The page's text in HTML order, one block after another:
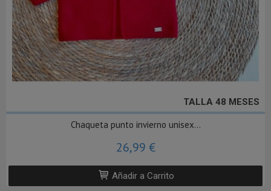
TALLA 48 MESES
Chaqueta punto invierno unisex...
26,99 €
Añadir a Carrito